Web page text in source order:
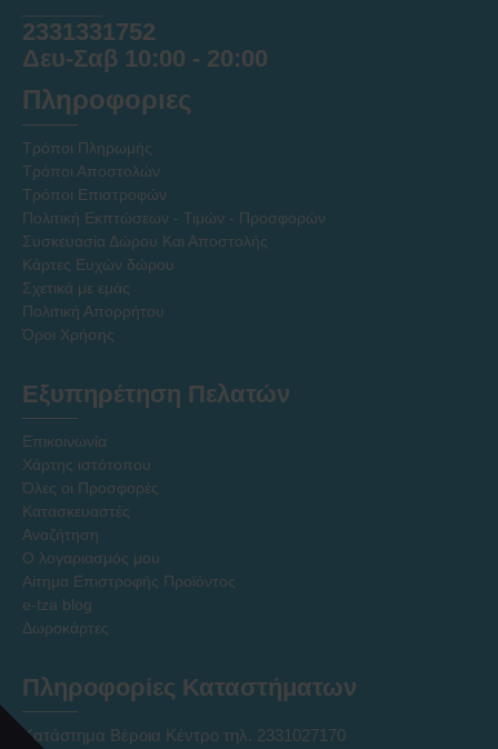
2331331752
Δευ-Σαβ 10:00 - 20:00
Πληροφοριες
Τρόποι Πληρωμής
Τρόποι Αποστολών
Τρόποι Επιστροφών
Πολιτική Εκπτώσεων - Τιμών - Προσφορών
Συσκευασία Δώρου Και Αποστολής
Κάρτες Ευχών δώρου
Σχετικά με εμάς
Πολιτική Απορρήτου
Όροι Χρήσης
Εξυπηρέτηση Πελατών
Επικοινωνία
Χάρτης ιστότοπου
Όλες οι Προσφορές
Κατασκευαστές
Αναζήτηση
Ο λογαριασμός μου
Αίτημα Επιστροφής Προϊόντος
e-tza blog
Δωροκάρτες
Πληροφορίες Καταστήματων
Κατάστημα Βέροια Κέντρο τηλ. 2331027170